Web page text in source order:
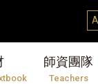
師資團隊
Teachers